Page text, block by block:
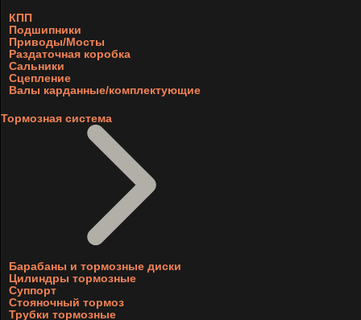
КПП
Подшипники
Приводы/Мосты
Раздаточная коробка
Сальники
Сцепление
Валы карданные/комплектующие
Тормозная система
Барабаны и тормозные диски
Цилиндры тормозные
Суппорт
Стояночный тормоз
Трубки тормозные